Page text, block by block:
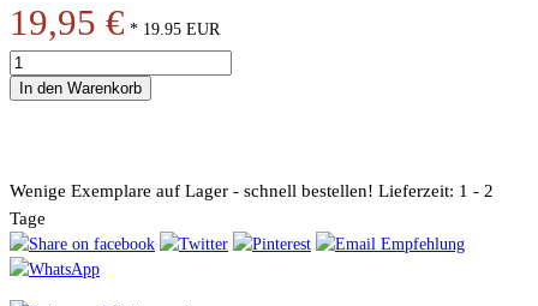
19,95 € * 19.95 EUR
In den Warenkorb
Wenige Exemplare auf Lager - schnell bestellen! Lieferzeit: 1 - 2
Tage